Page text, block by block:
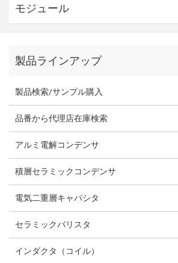
モジュール
製品ラインアップ
製品検索/サンプル購入
品番から代理店在庫検索
アルミ電解コンデンサ
積層セラミックコンデンサ
電気二重層キャパシタ
セラミックバリスタ
インダクタ（コイル）